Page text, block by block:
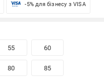
-5% для бізнесу з VISA
55 60
80 85